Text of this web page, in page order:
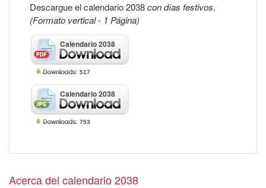
Descargue el calendario 2038con días festivos.
(Formato vertical - 1 Página)
Calendario 2038
517
Calendario 2038
753
Acerca del calendario 2038